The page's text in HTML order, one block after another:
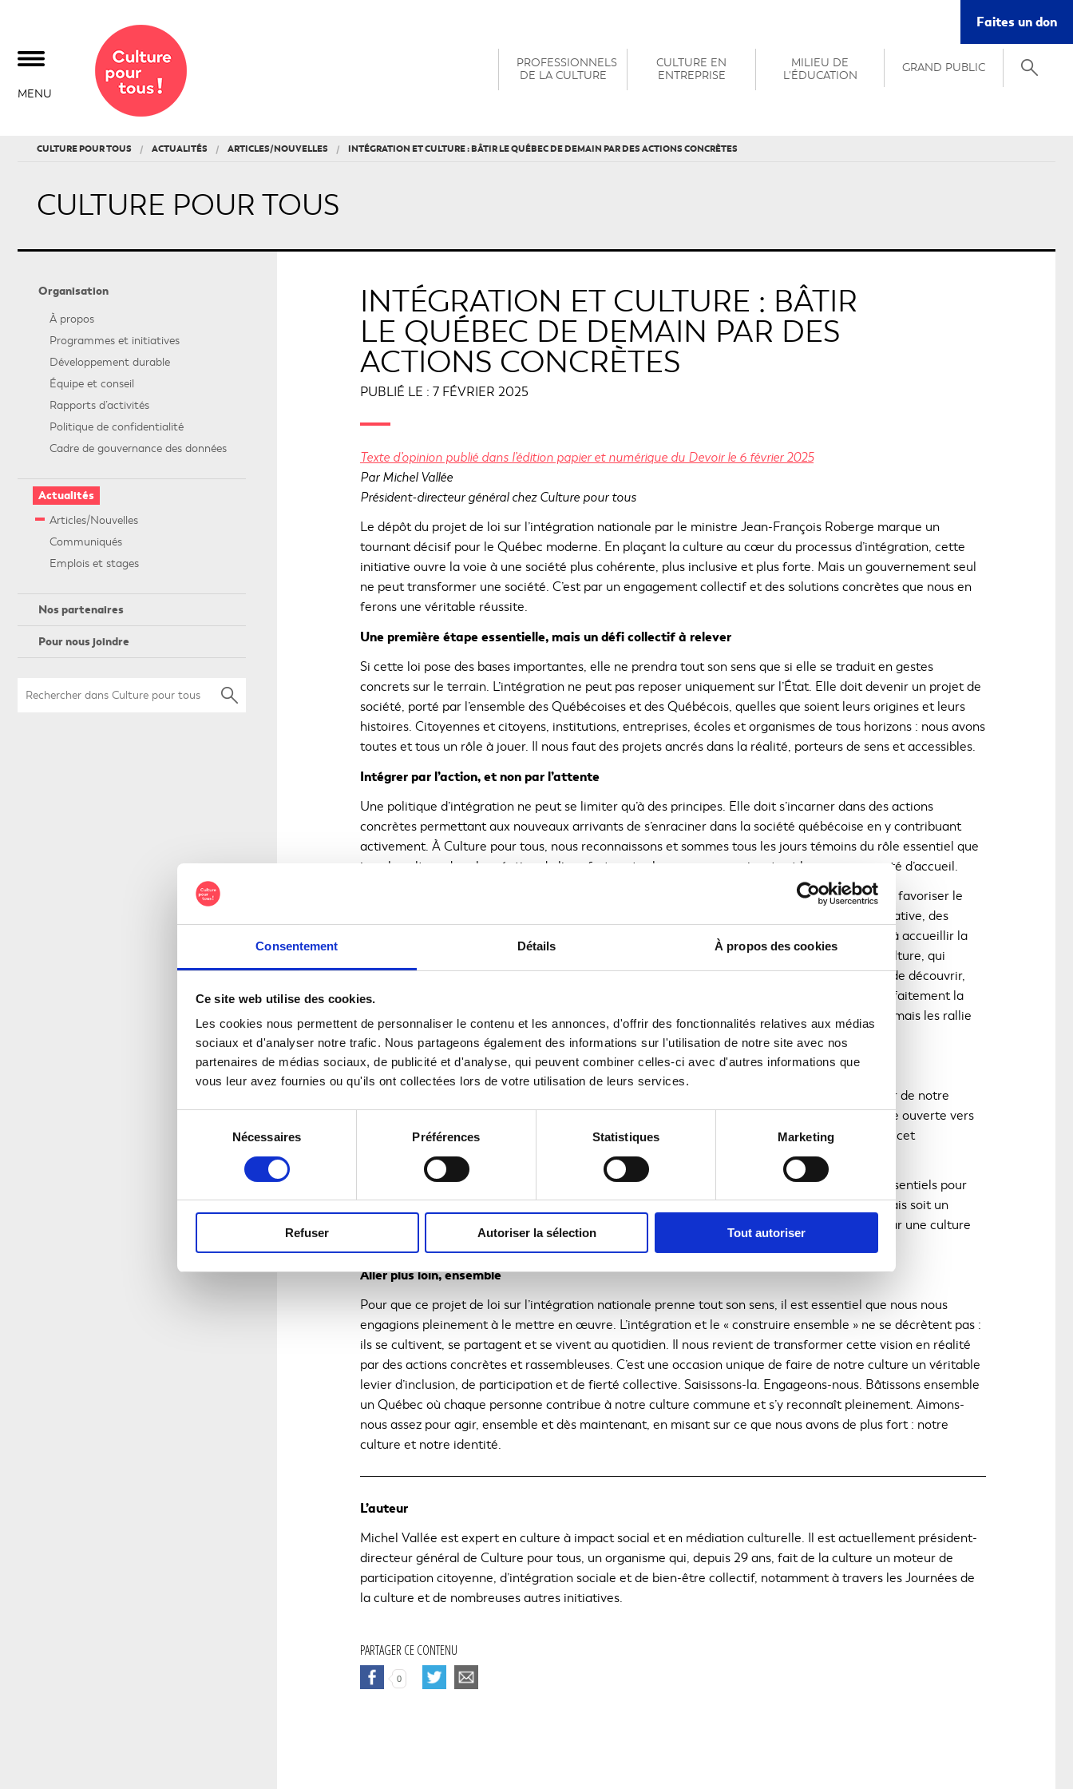
Ce
s'ouvrira
dans
nouvelle
fenêtre
Consentement Détails À propos des cookies
Ce site web utilise des cookies.
Les cookies nous permettent de personnaliser le contenu et les annonces, d'offrir des fonctionnalités relatives aux médias
sociaux et d'analyser notre trafic. Nous partageons également des informations sur l'utilisation de notre site avec nos
partenaires de médias sociaux, de publicité et d'analyse, qui peuvent combiner celles-ci avec d'autres informations que
vous leur avez fournies ou qu'ils ont collectées lors de votre utilisation de leurs services.
consentement
Nécessaires Préférences Statistiques Marketing
Refuser Autoriser la sélection Tout autoriser
MENU
Faites un donCe
PROFESSIONNELS
DE LA CULTURE
CULTURE EN
ENTREPRISE
MILIEU DE
L'ÉDUCATION
GRAND PUBLIC
CULTURE POUR TOUS ACTUALITÉS ARTICLES/NOUVELLES INTÉGRATION ET CULTURE : BÂTIR LE QUÉBEC DE DEMAIN PAR DES ACTIONS CONCRÈTES
CULTURE POUR TOUS
Organisation
À propos
Programmes et initiatives
Développement durable
Équipe et conseil
Rapports d’activités
Politique de confidentialité
Cadre de gouvernance des données
Actualités
Articles/Nouvelles
Communiqués
Emplois et stages
Nos partenaires
Pour nous joindre
INTÉGRATION ET CULTURE : BÂTIR
LE QUÉBEC DE DEMAIN PAR DES
ACTIONS CONCRÈTES
PUBLIÉ LE : 7 FÉVRIER 2025
Texte d’opinion publié dans l’édition papier et numérique du Devoir le 6 février 2025C
e
n
i
r
a
n
n
e
n
v
l
r
Par Michel Vallée
Président-directeur général chez Culture pour tous
Le dépôt du projet de loi sur l’intégration nationale par le ministre Jean-François Roberge marque un
tournant décisif pour le Québec moderne. En plaçant la culture au cœur du processus d’intégration, cette
initiative ouvre la voie à une société plus cohérente, plus inclusive et plus forte. Mais un gouvernement seul
ne peut transformer une société. C’est par un engagement collectif et des solutions concrètes que nous en
ferons une véritable réussite.
Une première étape essentielle, mais un défi collectif à relever
Si cette loi pose des bases importantes, elle ne prendra tout son sens que si elle se traduit en gestes
concrets sur le terrain. L’intégration ne peut pas reposer uniquement sur l’État. Elle doit devenir un projet de
société, porté par l’ensemble des Québécoises et des Québécois, quelles que soient leurs origines et leurs
histoires. Citoyennes et citoyens, institutions, entreprises, écoles et organismes de tous horizons : nous avons
toutes et tous un rôle à jouer. Il nous faut des projets ancrés dans la réalité, porteurs de sens et accessibles.
Intégrer par l’action, et non par l’attente
Une politique d’intégration ne peut se limiter qu’à des principes. Elle doit s’incarner dans des actions
concrètes permettant aux nouveaux arrivants de s’enraciner dans la société québécoise en y contribuant
activement. À Culture pour tous, nous reconnaissons et sommes tous les jours témoins du rôle essentiel que
joue la culture dans la création de liens forts entre les nouveaux arrivants et leur communauté d’accueil.
, un projet de médiation culturelle que nous avons développé pour favoriser le
dialogue interculturel à travers des initiatives artistiques et collaboratives. Grâce à cette initiative, des
citoyens de diverses origines sont invités à créer ensemble, à se forger de nouvelles amitiés, à accueillir la
culture québécoise et à l’enrichir par leur regard unique. Je pense aussi aux Journées de la culture, qui
permettent chaque année à des milliers de Québécoises et de Québécois de toutes origines de découvrir,
d’expérimenter et de célébrer ensemble notre culture commune. Ces initiatives illustrent parfaitement la
philosophie du projet de loi : une culture commune qui n’efface pas les identités individuelles mais les rallie
autour d’un socle partagé.
Le français, une clé pour participer pleinement
Nous partageons la vision du projet de loi : plus qu’une langue, le français est le fil conducteur de notre
identité collective. L’apprentissage du français ne doit pas être une contrainte, mais une porte ouverte vers
une pleine participation citoyenne. Les initiatives culturelles jouent un rôle déterminant dans cet
apprentissage en créant des occasions authentiques d’interaction et d’expression.
Une langue vit à travers sa culture. Toutes les formes de création sont autant de véhicules essentiels pour
faire aimer le français, en être fier et en assurer la transmission. Si nous voulons que le français soit un
véritable moteur d’intégration, nous devons en faire une langue vivante, inspirante, portée par une culture
Aller plus loin, ensemble
Pour que ce projet de loi sur l’intégration nationale prenne tout son sens, il est essentiel que nous nous
engagions pleinement à le mettre en œuvre. L’intégration et le « construire ensemble » ne se décrètent pas :
ils se cultivent, se partagent et se vivent au quotidien. Il nous revient de transformer cette vision en réalité
par des actions concrètes et rassembleuses. C’est une occasion unique de faire de notre culture un véritable
levier d’inclusion, de participation et de fierté collective. Saisissons-la. Engageons-nous. Bâtissons ensemble
un Québec où chaque personne contribue à notre culture commune et s’y reconnaît pleinement. Aimons-
nous assez pour agir, ensemble et dès maintenant, en misant sur ce que nous avons de plus fort : notre
culture et notre identité.
L’auteur
Michel Vallée est expert en culture à impact social et en médiation culturelle. Il est actuellement président-
directeur général de Culture pour tous, un organisme qui, depuis 29 ans, fait de la culture un moteur de
participation citoyenne, d’intégration sociale et de bien-être collectif, notamment à travers les Journées de
la culture et de nombreuses autres initiatives.
PARTAGER CE CONTENU
C
0
C